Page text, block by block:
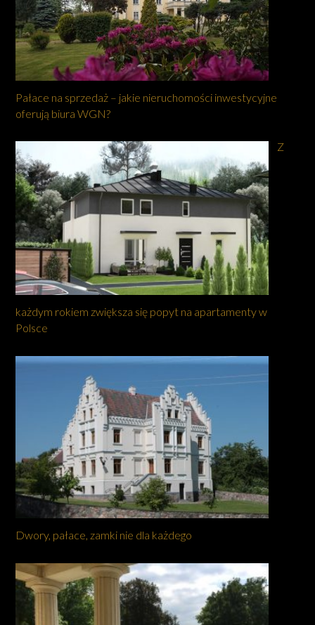
Pałace na sprzedaż – jakie nieruchomości inwestycyjne
oferują biura WGN?
Z
każdym rokiem zwiększa się popyt na apartamenty w
Polsce
Dwory, pałace, zamki nie dla każdego